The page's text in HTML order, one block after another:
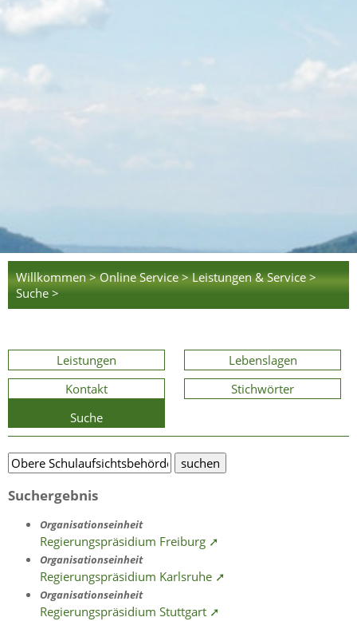
Willkommen > Online Service > Leistungen & Service >
Suche >
Leistungen
Lebenslagen
Kontakt
Stichwörter
Suche
Suchergebnis
Organisationseinheit
Regierungspräsidium Freiburg ➚
Organisationseinheit
Regierungspräsidium Karlsruhe ➚
Organisationseinheit
Regierungspräsidium Stuttgart ➚